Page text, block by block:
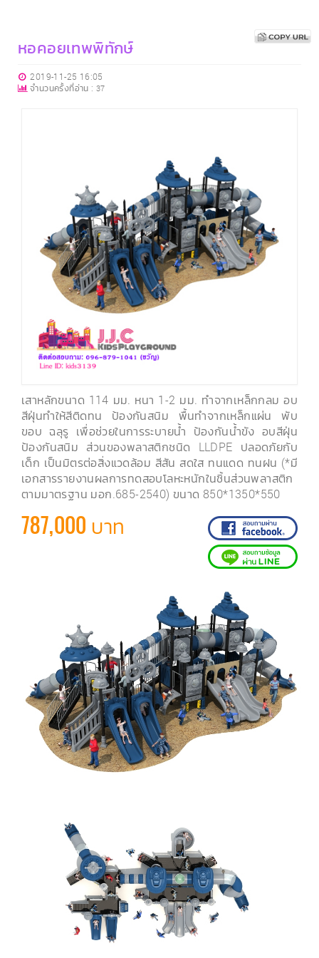
หอคอยเทพพิทักษ์
2019-11-25 16:05
จำนวนครั้งที่อ่าน : 37
เสาหลักขนาด 114 มม. หนา 1-2 มม. ทำจากเหล็กกลม อบ
สีฝุ่นทำให้สีติดทน ป้องกันสนิม พื้นทำจากเหล็กแผ่น พับ
ขอบ ฉลุรู เพื่อช่วยในการระบายน้ำ ป้องกันน้ำขัง อบสีฝุ่น
ป้องกันสนิม ส่วนของพลาสติกชนิด LLDPE ปลอดภัยกับ
เด็ก เป็นมิตรต่อสิ่งแวดล้อม สีสัน สดใส ทนแดด ทนฝน (*มี
เอกสารรายงานผลการทดสอบโลหะหนักในชิ้นส่วนพลาสติก
ตามมาตรฐาน มอก.685-2540) ขนาด 850*1350*550
787,000 บาท